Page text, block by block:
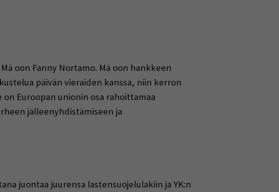
oon Fanny Nortamo. Mä oon hankkeen
päivän vieraiden kanssa, niin kerron
Euroopan unionin osa rahoittamaa
jälleenyhdistämiseen ja
juontaa juurensa lastensuojelulakiin ja YK:n